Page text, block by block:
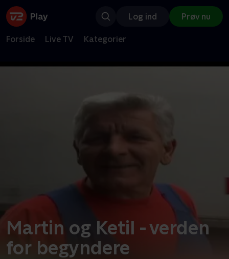
Log ind Prøv nu
Forside Live TV Kategorier
Martin og Ketil - verden
for begyndere